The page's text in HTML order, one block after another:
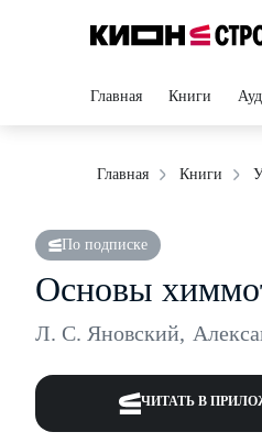
Главная Книги
Главная Книги
По подписке
Основы
Л. С. Яновский,
ЧИТАТЬ В